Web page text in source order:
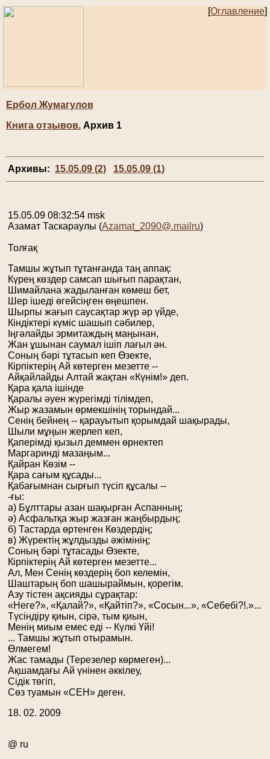
[Оглавление]
Ербол Жумагулов
Книга отзывов. Архив 1
Архивы: 15.05.09 (2) 15.05.09 (1)
15.05.09 08:32:54 msk
Азамат Таскараулы (Azamat_2090@.mailru)
Толғақ
Тамшы жұтып тұтанғанда таң аппақ:
Күрең көздер самсап шығып парақтан,
Шимайлана жадыланған көмеш бет,
Шер ішеді өгейсіңген өңешпен.
Шырпы жағып саусақтар жүр әр үйде,
Кіндіктері күміс шашып сәбилер,
Іңгәлайды эрмитаждың маңынан,
Жан ұшынан саумал ішіп лағыл ән.
Соның бәрі тұтасып кеп Өзекте,
Кірпіктерің Ай көтерген мезетте --
Айқайлайды Алтай жақтан «Күнім!» деп.
Қара қала ішінде
Қаралы әуен жүрегімді тілімдеп,
Жыр жазамын өрмекшінің торындай...
Сенің бейнең -- қарауытып қорымдай шақырады,
Шыли мұңын жерлеп кеп,
Қаперімді қызыл деммен өрнектеп
Маргаринді мазаңым...
Қайран Көзім --
Қара сағым құсады...
Қабағымнан сырғып түсіп құсалы --
-ғы:
а) Бұлттары азан шақырған Аспанның;
ә) Асфальтқа жыр жазған жаңбырдың;
б) Тастарда өртенген Көздердің;
в) Жүректің жұлдызды әжімінің;
Соның бәрі тұтасады Өзекте,
Кірпіктерің Ай көтерген мезетте...
Ал, Мен Сенің көздерің боп келемін,
Шаштарың боп шашыраймын, қорегім.
Азу тістен ақсияды сұрақтар:
«Неге?», «Қалай?», «Қайтіп?», «Сосын...», «Себебі?!.»...
Түсіндіру қиын, сірә, тым қиын,
Менің миым емес еді -- Күлкі Үйі!
... Тамшы жұтып отырамын.
Өлмегем!
Жас тамады (Терезелер көрмеген)...
Ақшамдағы Ай үнінен әккілеу,
Сідік төгіп,
Сөз туамын «СЕН» деген.
18. 02. 2009
@ ru